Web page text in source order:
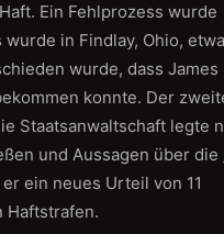
Ein Fehlprozess wurde
in Findlay, Ohio,
wurde, dass
konnte. Der
Staatsanwaltschaft legte
und Aussagen über die
ein neues Urteil von 11
Haftstrafen.